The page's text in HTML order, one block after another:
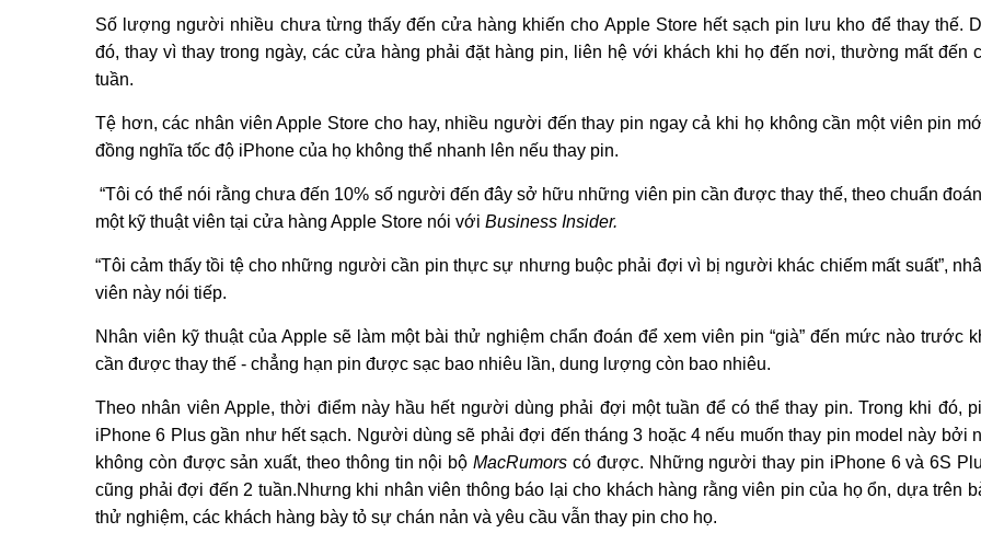
Số lượng người nhiều chưa từng thấy đến cửa hàng khiến cho Apple Store hết sạch pin lưu kho để thay thế.
đó, thay vì thay trong ngày, các cửa hàng phải đặt hàng pin, liên hệ với khách khi họ đến nơi, thường mất đến
tuần.
Tệ hơn, các nhân viên Apple Store cho hay, nhiều người đến thay pin ngay cả khi họ không cần một viên pin
đồng nghĩa tốc độ iPhone của họ không thể nhanh lên nếu thay pin.
“Tôi có thể nói rằng chưa đến 10% số người đến đây sở hữu những viên pin cần được thay thế, theo chuẩn
một kỹ thuật viên tại cửa hàng Apple Store nói với Business Insider.
“Tôi cảm thấy tồi tệ cho những người cần pin thực sự nhưng buộc phải đợi vì bị người khác chiếm mất suất”,
viên này nói tiếp.
Nhân viên kỹ thuật của Apple sẽ làm một bài thử nghiệm chẩn đoán để xem viên pin “già” đến mức nào trước
cần được thay thế - chẳng hạn pin được sạc bao nhiêu lần, dung lượng còn bao nhiêu.
Theo nhân viên Apple, thời điểm này hầu hết người dùng phải đợi một tuần để có thể thay pin. Trong khi đó,
iPhone 6 Plus gần như hết sạch. Người dùng sẽ phải đợi đến tháng 3 hoặc 4 nếu muốn thay pin model này bởi
không còn được sản xuất, theo thông tin nội bộMacRumors có được. Những người thay pin iPhone 6 và 6S
cũng phải đợi đến 2 tuần.Nhưng khi nhân viên thông báo lại cho khách hàng rằng viên pin của họ ổn, dựa trên
thử nghiệm, các khách hàng bày tỏ sự chán nản và yêu cầu vẫn thay pin cho họ.